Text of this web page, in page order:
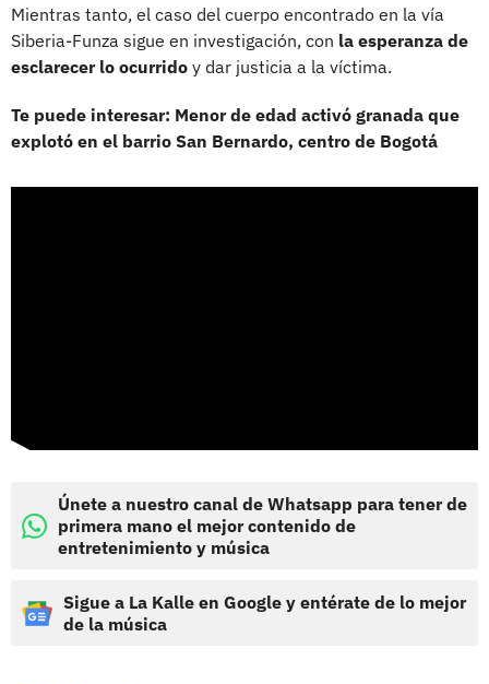
Mientras tanto, el caso del cuerpo encontrado en la vía
Siberia-Funza sigue en investigación, con la esperanza de
esclarecer lo ocurrido y dar justicia a la víctima.
Te puede interesar: Menor de edad activó granada que
explotó en el barrio San Bernardo, centro de Bogotá
Únete a nuestro canal de Whatsapp para tener de
primera mano el mejor contenido de
entretenimiento y música
Sigue a La Kalle en Google y entérate de lo mejor
de la música